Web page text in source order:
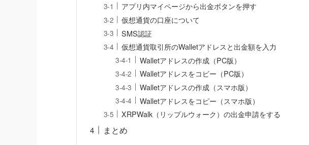
アプリ内マイページから出金ボタンを押す
仮想通貨の口座について
SMS認証
仮想通貨取引所のWalletアドレスと出金額を入力
Walletアドレスの作成（PC版）
Walletアドレスをコピー（PC版）
Walletアドレスの作成（スマホ版）
Walletアドレスをコピー（スマホ版）
XRPWalk（リップルウォーク）の出金申請をする
まとめ